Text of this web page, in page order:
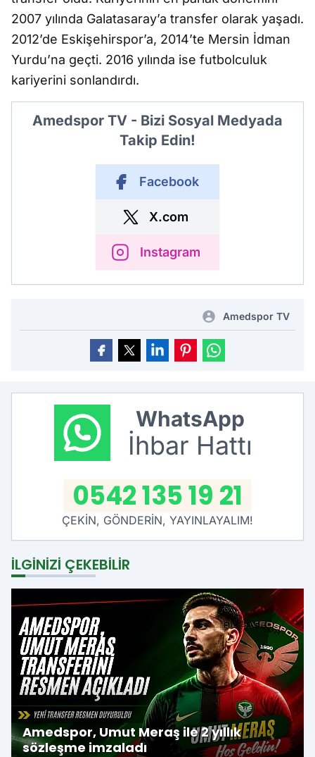
2007 yılında Galatasaray’a transfer olarak yaşadı.
2012’de Eskişehirspor’a, 2014’te Mersin İdman
Yurdu’na geçti. 2016 yılında ise futbolculuk
kariyerini sonlandırdı.
Amedspor TV - Bizi Sosyal Medyada
Takip Edin!
Facebook
X.com
Instagram
Amedspor TV
WhatsApp
İhbar Hattı
0542 135 19 21
ÇEKİN, GÖNDERİN, YAYINLAYALIM!
İLGINIZI ÇEKEBILIR
Amedspor, Umut Meraş ile 2 yıllık
sözleşme imzaladı